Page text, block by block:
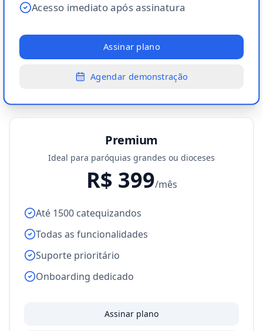
Acesso imediato após assinatura
Assinar plano
Agendar demonstração
Premium
Ideal para paróquias grandes ou dioceses
R$ 399/mês
Até 1500 catequizandos
Todas as funcionalidades
Suporte prioritário
Onboarding dedicado
Assinar plano